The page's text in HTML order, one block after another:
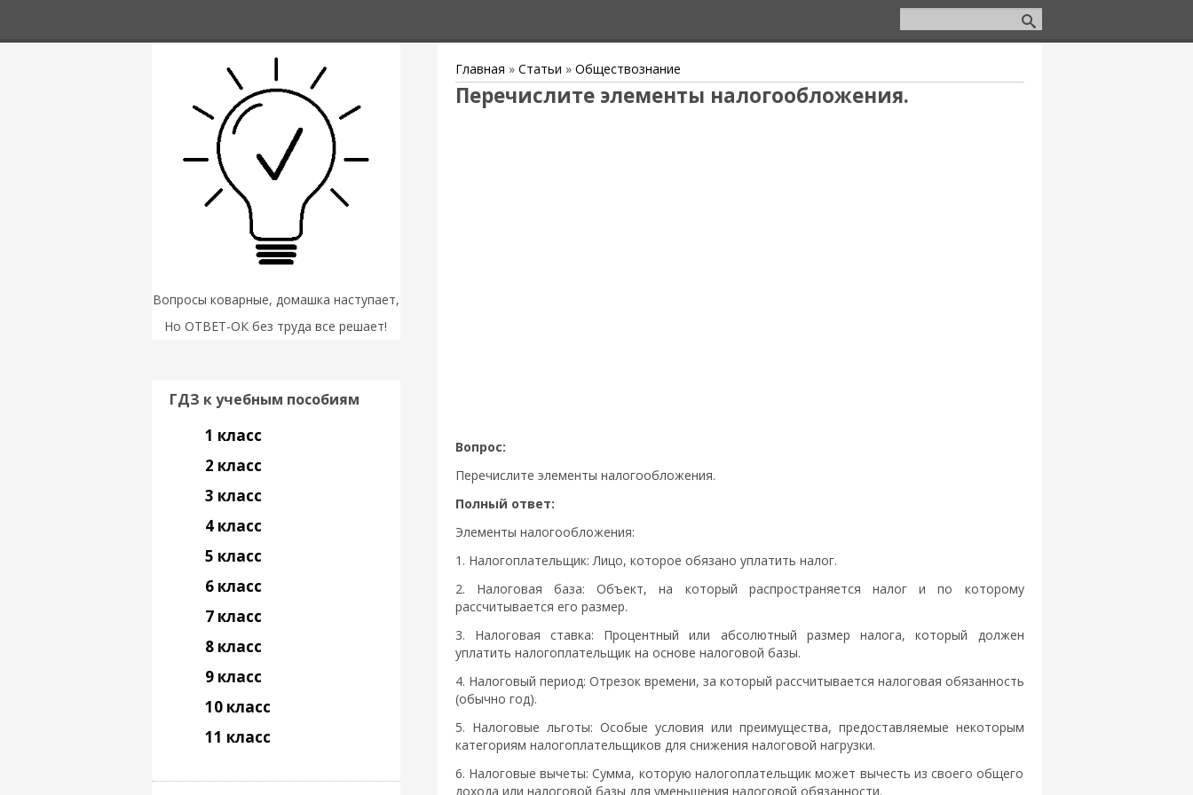
Вопросы коварные, домашка наступает,
Но ОТВЕТ-ОК без труда все решает!
Главная » Статьи » Обществознание
Перечислите элементы налогообложения.
Вопрос:
Перечислите элементы налогообложения.
Полный ответ:
Элементы налогообложения:
1. Налогоплательщик: Лицо, которое обязано уплатить налог.
2. Налоговая база: Объект, на который распространяется налог и по которому
рассчитывается его размер.
3. Налоговая ставка: Процентный или абсолютный размер налога, который должен
уплатить налогоплательщик на основе налоговой базы.
4. Налоговый период: Отрезок времени, за который рассчитывается налоговая обязанность
(обычно год).
5. Налоговые льготы: Особые условия или преимущества, предоставляемые некоторым
категориям налогоплательщиков для снижения налоговой нагрузки.
6. Налоговые вычеты: Сумма, которую налогоплательщик может вычесть из своего общего
дохода или налоговой базы для уменьшения налоговой обязанности.
ГДЗ к учебным пособиям
1 класс
2 класс
3 класс
4 класс
5 класс
6 класс
7 класс
8 класс
9 класс
10 класс
11 класс